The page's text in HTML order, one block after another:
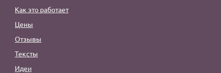
Как это работает
Цены
Отзывы
Тексты
Идеи